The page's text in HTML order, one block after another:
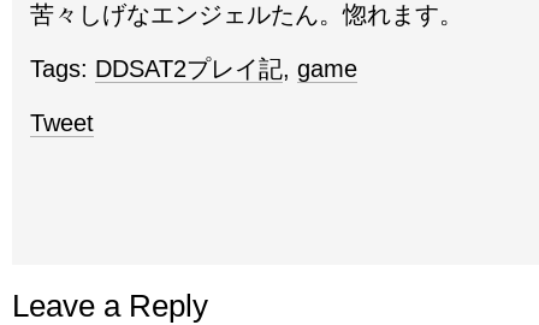
苦々しげなエンジェルたん。惚れます。
Tags: DDSAT2プレイ記, game
Tweet
Leave a Reply